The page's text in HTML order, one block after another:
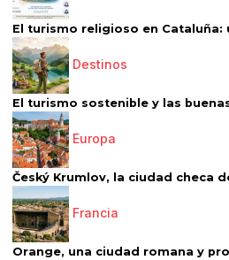
El turismo religioso en Cataluña:
Destinos
El turismo sostenible y las
Europa
Český Krumlov, la ciudad checa
Francia
Orange, una ciudad romana y